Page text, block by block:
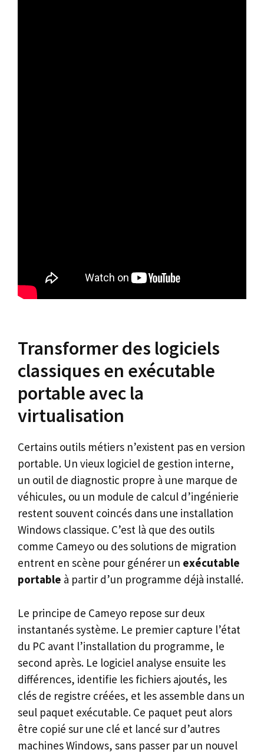
Transformer des logiciels
classiques en exécutable
portable avec la
virtualisation
Certains outils métiers n’existent pas en version
portable. Un vieux logiciel de gestion interne,
un outil de diagnostic propre à une marque de
véhicules, ou un module de calcul d’ingénierie
restent souvent coincés dans une installation
Windows classique. C’est là que des outils
comme Cameyo ou des solutions de migration
entrent en scène pour générer un exécutable
portable à partir d’un programme déjà installé.
Le principe de Cameyo repose sur deux
instantanés système. Le premier capture l’état
du PC avant l’installation du programme, le
second après. Le logiciel analyse ensuite les
différences, identifie les fichiers ajoutés, les
clés de registre créées, et les assemble dans un
seul paquet exécutable. Ce paquet peut alors
être copié sur une clé et lancé sur d’autres
machines Windows, sans passer par un nouvel